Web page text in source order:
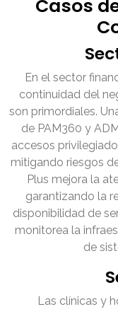
Casos
En el sector
continuidad del
son primordiales.
de PAM360 y
accesos
mitigando riesgos
Plus mejora la
garantizando la
disponibilidad de
monitorea la
de
Las clínicas y